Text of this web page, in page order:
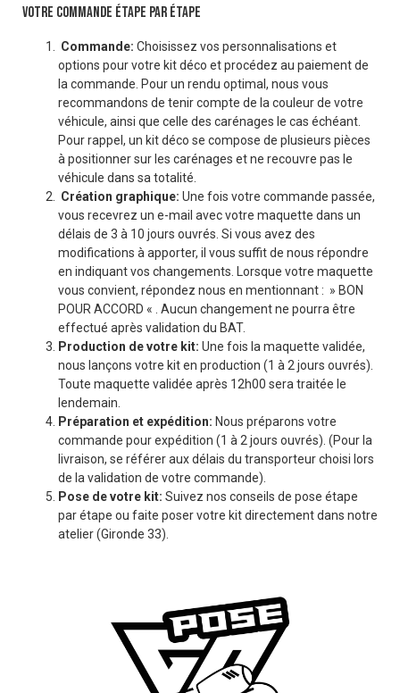
VOTRE COMMANDE ÉTAPE PAR ÉTAPE
Commande: Choisissez vos personnalisations et
options pour votre kit déco et procédez au paiement de
la commande. Pour un rendu optimal, nous vous
recommandons de tenir compte de la couleur de votre
véhicule, ainsi que celle des carénages le cas échéant.
Pour rappel, un kit déco se compose de plusieurs pièces
à positionner sur les carénages et ne recouvre pas le
véhicule dans sa totalité.
Création graphique: Une fois votre commande passée,
vous recevrez un e-mail avec votre maquette dans un
délais de 3 à 10 jours ouvrés. Si vous avez des
modifications à apporter, il vous suffit de nous répondre
en indiquant vos changements. Lorsque votre maquette
vous convient, répondez nous en mentionnant : » BON
POUR ACCORD « . Aucun changement ne pourra être
effectué après validation du BAT.
Production de votre kit: Une fois la maquette validée,
nous lançons votre kit en production (1 à 2 jours ouvrés).
Toute maquette validée après 12h00 sera traitée le
lendemain.
Préparation et expédition: Nous préparons votre
commande pour expédition (1 à 2 jours ouvrés). (Pour la
livraison, se référer aux délais du transporteur choisi lors
de la validation de votre commande).
Pose de votre kit: Suivez nos conseils de pose étape
par étape ou faite poser votre kit directement dans notre
atelier (Gironde 33).